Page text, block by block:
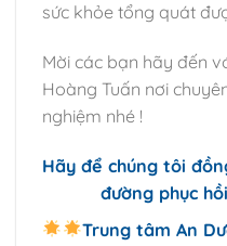
sức khỏe tổng quát
Mời các bạn hãy đến
Hoàng Tuấn nơi
nghiệm nhé !
Hãy để chúng tôi
đường phục
Trung tâm An